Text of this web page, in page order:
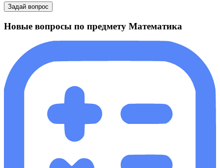
Задай вопрос
Новые вопросы по предмету Математика